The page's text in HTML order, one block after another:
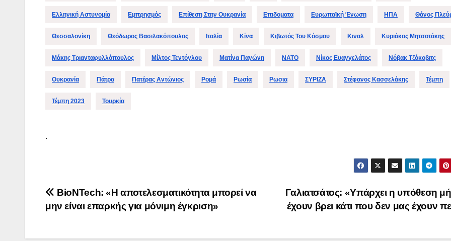
Ελληνική Αστυνομία Εμπρησμός Επίθεση Στην Ουκρανία Επιδοματα Ευρωπαϊκή Ένωση ΗΠΑ Θάνος
Θεσσαλονίκη Θεόδωρος Βασιλακόπουλος Ιταλία Κίνα Κιβωτός Του Κόσμου Κιναλ Κυριάκος Μητσοτάκης
Μάκης Τριανταφυλλόπουλος Μίλτος Τεντόγλου Ματίνα Παγώνη ΝΑΤΟ Νίκος Ευαγγελάτος Νόβακ Τζόκοβιτς
Ουκρανία Πάτρα Πατέρας Αντώνιος Ρομά Ρωσία Ρωσια ΣΥΡΙΖΑ Στέφανος Κασσελάκης Τέμπη
Τέμπη 2023 Τουρκία
.
Πλοήγηση
άρθρων
Γαλιατσάτος: «Υπάρχει η υπόθεση
έχουν βρει κάτι που δεν μας έχουν
BioNTech: «Η αποτελεσματικότητα μπορεί να
μην είναι επαρκής για μόνιμη έγκριση»